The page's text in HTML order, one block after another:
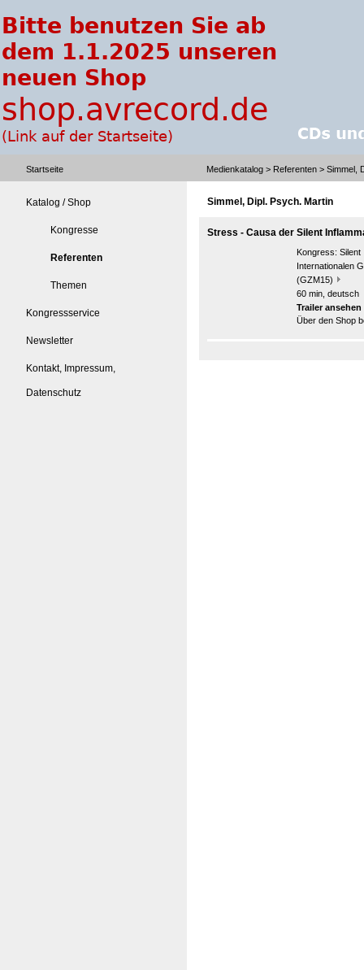
Startseite Medienkatalog > Referenten > Simmel,
Katalog / Shop
Kongresse
Referenten
Themen
Kongressservice
Newsletter
Kontakt, Impressum,
Datenschutz
Simmel, Dipl. Psych. Martin
Stress - Causa der Silent
Kongress: Silent
Internationalen
(GZM15)
60 min, deutsch
Trailer ansehen
Über den Shop